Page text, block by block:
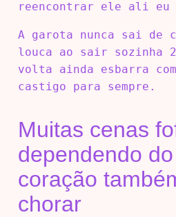
reencontrar ele ali eu
A garota nunca sai de
louca ao sair sozinha 2
volta ainda esbarra
castigo para sempre.
Muitas cenas
dependendo
coração
chorar